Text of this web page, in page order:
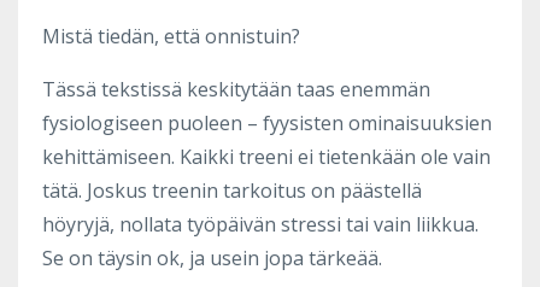
Mistä tiedän, että onnistuin?
Tässä tekstissä keskitytään taas enemmän
fysiologiseen puoleen – fyysisten ominaisuuksien
kehittämiseen. Kaikki treeni ei tietenkään ole vain
tätä. Joskus treenin tarkoitus on päästellä
höyryjä, nollata työpäivän stressi tai vain liikkua.
Se on täysin ok, ja usein jopa tärkeää.